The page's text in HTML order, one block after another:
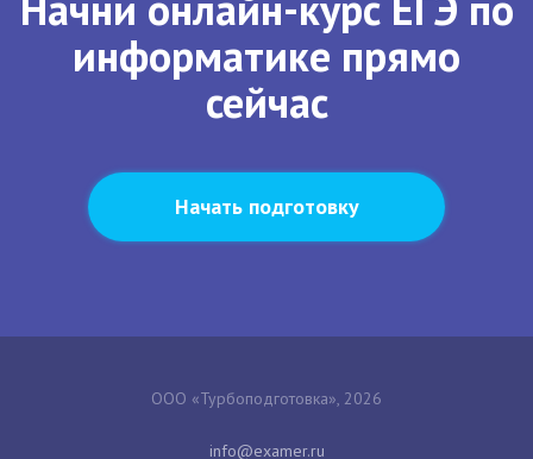
информатике прямо
сейчас
Начать подготовку
ООО «Турбоподготовка», 2026